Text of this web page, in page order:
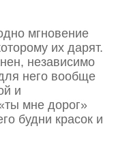
мгновение
их дарят.
независимо
него вообще
и
мне дорог»
будни красок и